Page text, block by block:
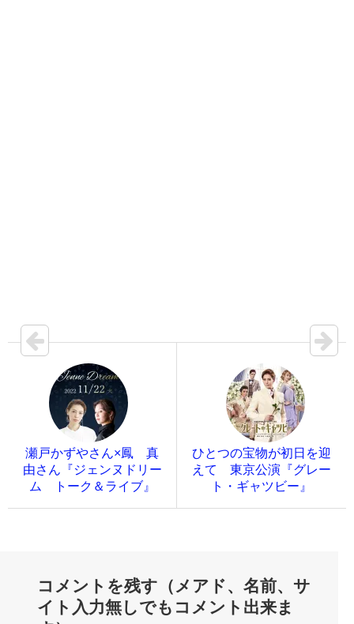
瀬戸かずやさん×鳳 真
由さん『ジェンヌドリー
ム トーク＆ライブ』
ひとつの宝物が初日を迎
えて 東京公演『グレー
ト・ギャツビー』
コメントを残す（メアド、名前、サ
イト入力無しでもコメント出来ま